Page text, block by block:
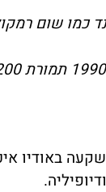
כמו שום
באודיו